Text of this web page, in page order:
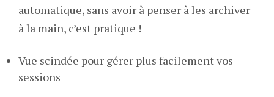
automatique, sans avoir à penser à les archiver
à la main, c’est pratique !
Vue scindée pour gérer plus facilement vos
sessions